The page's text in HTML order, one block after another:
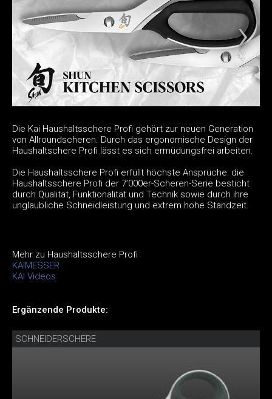
Die Kai Haushaltsschere Profi gehört zur neuen Generation
von Allroundscheren. Durch das ergonomische Design der
Haushaltschere Profi lässt es sich ermüdungsfrei arbeiten.
Die Haushaltsschere Profi erfüllt höchste Ansprüche: die
Haushaltsschere Profi der 7’000er-Scheren-Serie besticht
durch Qualität, Funktionalität und Technik sowie durch ihre
unglaubliche Schneidleistung und extrem hohe Standzeit.
Mehr zu Haushaltsschere Profi
KAIMESSER
KAI Videos
Ergänzende Produkte:
SCHNEIDERSCHERE